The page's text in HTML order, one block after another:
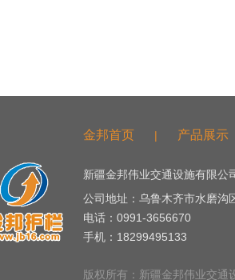
金邦首页 | 产品展示
新疆金邦伟业交通设施有限公
公司地址：乌鲁木齐市水磨
电话：0991-3656670
手机：18299495133
版权所有：新疆金邦伟业交